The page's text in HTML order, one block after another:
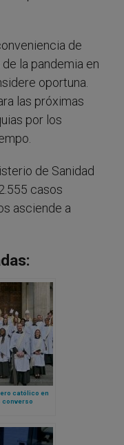
de
la pandemia en
oportuna.
las próximas
por los
de Sanidad
casos
asciende a
católico en
converso